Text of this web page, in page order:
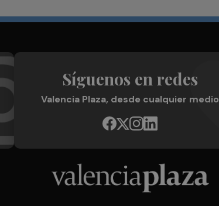
Síguenos en redes
Valencia Plaza, desde cualquier medio